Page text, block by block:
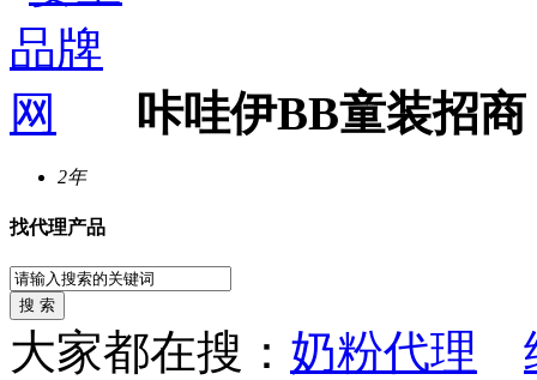
咔哇伊BB童装招商
2年
找代理产品
大家都在搜： 奶粉代理